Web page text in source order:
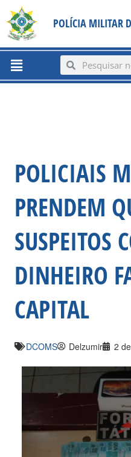
content
para
conteúdo
POLÍCIA MILITAR
Menu SearchSearch
POLICIAIS
PRENDEM
SUSPEITOS
DINHEIRO
CAPITAL
DCOMS Delzumir 2